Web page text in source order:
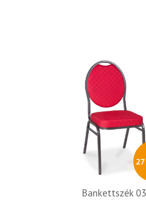
Bankettszék 03